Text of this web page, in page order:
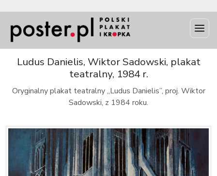
Ludus Danielis, Wiktor Sadowski, plakat
teatralny, 1984 r.
Oryginalny plakat teatralny „Ludus Danielis”, proj. Wiktor
Sadowski, z 1984 roku.